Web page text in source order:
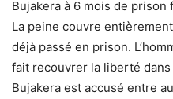
Bujakera à 6 mois de prison
La peine couvre
déjà passé en prison.
fait recouvrer la liberté
Bujakera est accusé entre